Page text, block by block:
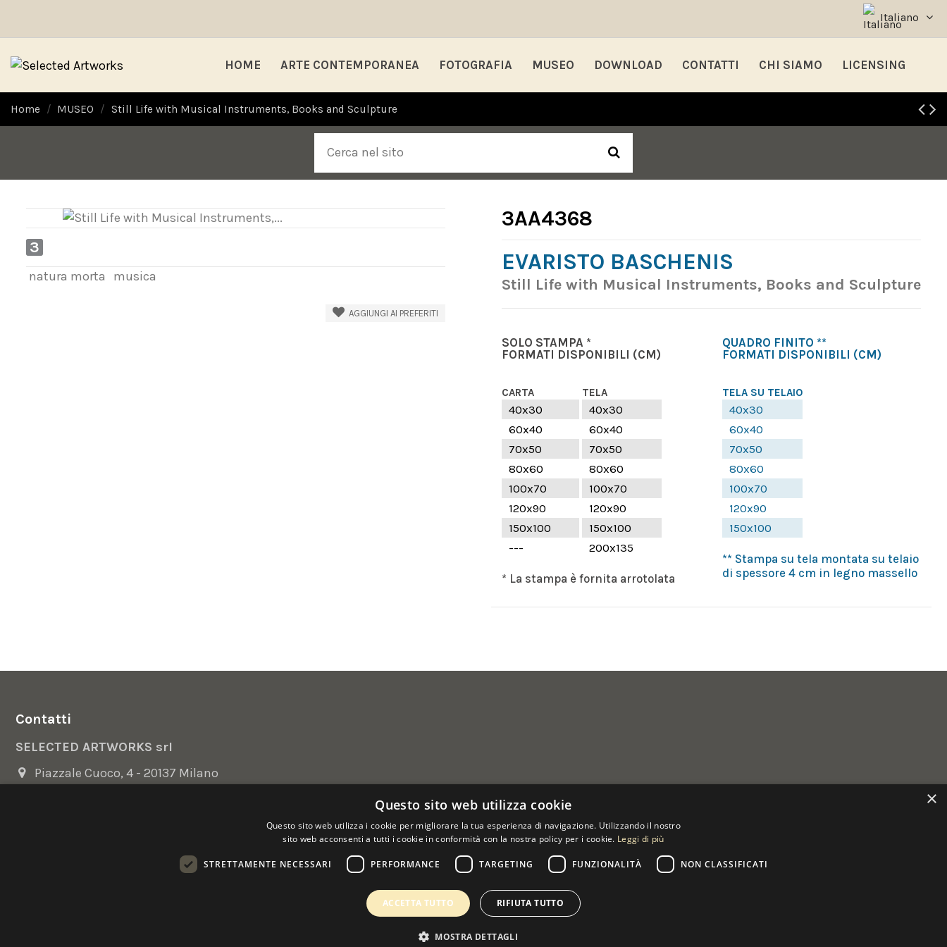
Italiano
HOME ARTE CONTEMPORANEA FOTOGRAFIA MUSEO DOWNLOAD CONTATTI CHI SIAMO LICENSING
Home MUSEO Still Life with Musical Instruments, Books and Sculpture
3
natura morta musica
AGGIUNGI AI PREFERITI
3AA4368
EVARISTO BASCHENIS
Still Life with Musical Instruments, Books and Sculpture
SOLO STAMPA *
FORMATI DISPONIBILI (CM)
CARTA TELA
40x30
40x30
60x40
60x40
70x50
70x50
80x60
80x60
100x70
100x70
120x90
120x90
150x100
150x100
---
200x135
* La stampa è fornita arrotolata
QUADRO FINITO **
FORMATI DISPONIBILI (CM)
TELA SU TELAIO
40x30
60x40
70x50
80x60
100x70
120x90
150x100
** Stampa su tela montata su telaio
di spessore 4 cm in legno massello
Contatti
SELECTED ARTWORKS srl
Piazzale Cuoco, 4 - 20137 Milano
×
Questo sito web utilizza cookie
Questo sito web utilizza i cookie per migliorare la tua esperienza di navigazione. Utilizzando il nostro
sito web acconsenti a tutti i cookie in conformità con la nostra policy per i cookie. Leggi di più
STRETTAMENTE NECESSARI PERFORMANCE TARGETING FUNZIONALITÀ NON CLASSIFICATI
ACCETTA TUTTO RIFIUTA TUTTO
MOSTRA DETTAGLI